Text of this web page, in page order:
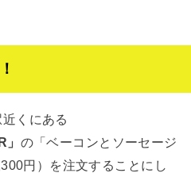
くにある
の「ベーコンとソーセージ
円）を注文することにし